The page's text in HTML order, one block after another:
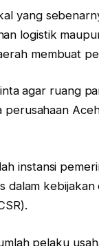
yang
logistik
membuat
agar ruang
instansi
dalam
pelaku